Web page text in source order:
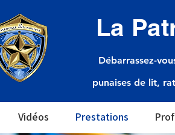
La
Débarrassez-
punaises de lit,
Vidéos Prestations